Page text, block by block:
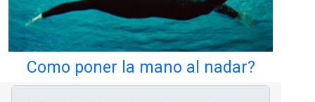
Como poner la mano al nadar?